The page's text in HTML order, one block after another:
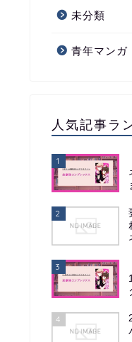
未分類
青年マンガ
人気記事ラ
1
2
3
4